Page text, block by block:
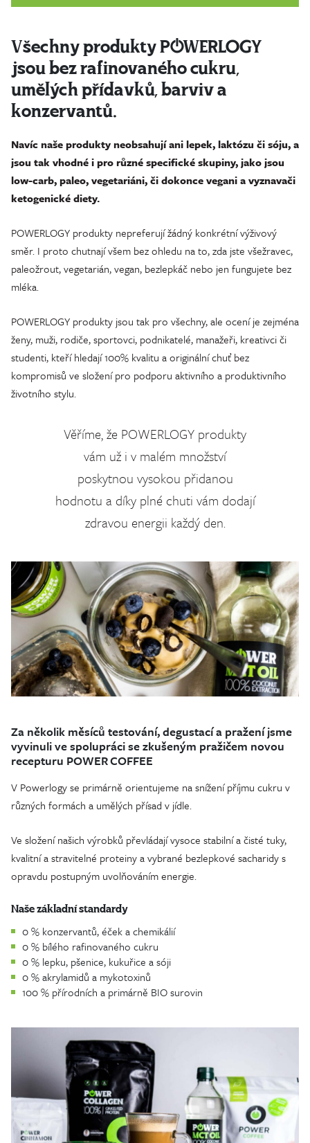
Všechny produkty POWERLOGY
jsou bez rafinovaného cukru,
umělých přídavků, barviv a
konzervantů.
Navíc naše produkty neobsahují ani lepek, laktózu či sóju, a
jsou tak vhodné i pro různé specifické skupiny, jako jsou
low-carb, paleo, vegetariáni, či dokonce vegani a vyznavači
ketogenické diety.
POWERLOGY produkty nepreferují žádný konkrétní výživový
směr. I proto chutnají všem bez ohledu na to, zda jste všežravec,
paleožrout, vegetarián, vegan, bezlepkáč nebo jen fungujete bez
mléka.
POWERLOGY produkty jsou tak pro všechny, ale ocení je zejména
ženy, muži, rodiče, sportovci, podnikatelé, manažeři, kreativci či
studenti, kteří hledají 100% kvalitu a originální chuť bez
kompromisů ve složení pro podporu aktivního a produktivního
životního stylu.
Věříme, že POWERLOGY produkty
vám už i v malém množství
poskytnou vysokou přidanou
hodnotu a díky plné chuti vám dodají
zdravou energii každý den.
Za několik měsíců testování, degustací a pražení jsme
vyvinuli ve spolupráci se zkušeným pražičem novou
recepturu POWER COFFEE
V Powerlogy se primárně orientujeme na snížení příjmu cukru v
různých formách a umělých přísad v jídle.
Ve složení našich výrobků převládají vysoce stabilní a čisté tuky,
kvalitní a stravitelné proteiny a vybrané bezlepkové sacharidy s
opravdu postupným uvolňováním energie.
Naše základní standardy
0 % konzervantů, éček a chemikálií
0 % bílého rafinovaného cukru
0 % lepku, pšenice, kukuřice a sóji
0 % akrylamidů a mykotoxinů
100 % přírodních a primárně BIO surovin